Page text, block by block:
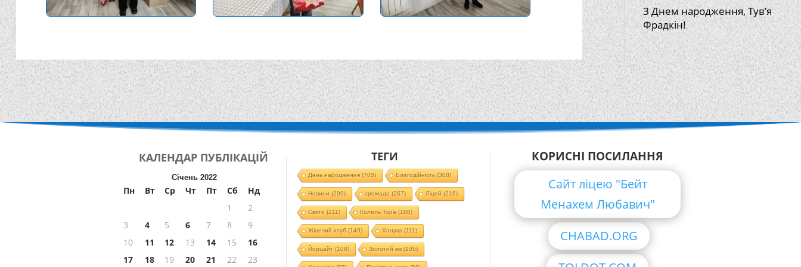
З Днем народження, Тув’я
Фрадкін!
КАЛЕНДАР ПУБЛІКАЦІЙ
Січень 2022
Пн Вт Ср Чт Пт Сб
Нд
1
2
3
4 5 6 7 8
9
10
11 12 13 14 15
16
17
18 19 20 21 22 23
ТЕГИ
День народження(705) Благодійність (308)
Новини (299) громада (267) Ліцей (216)
Свято (211) Колель Тора (188)
Жіночий клуб (149) Ханука (111)
Йорцайт (108) Золотий вік(105)
КОРИСНІ ПОСИЛАННЯ
Сайт ліцею "Бейт
Менахем Любавич"
CHABAD.ORG